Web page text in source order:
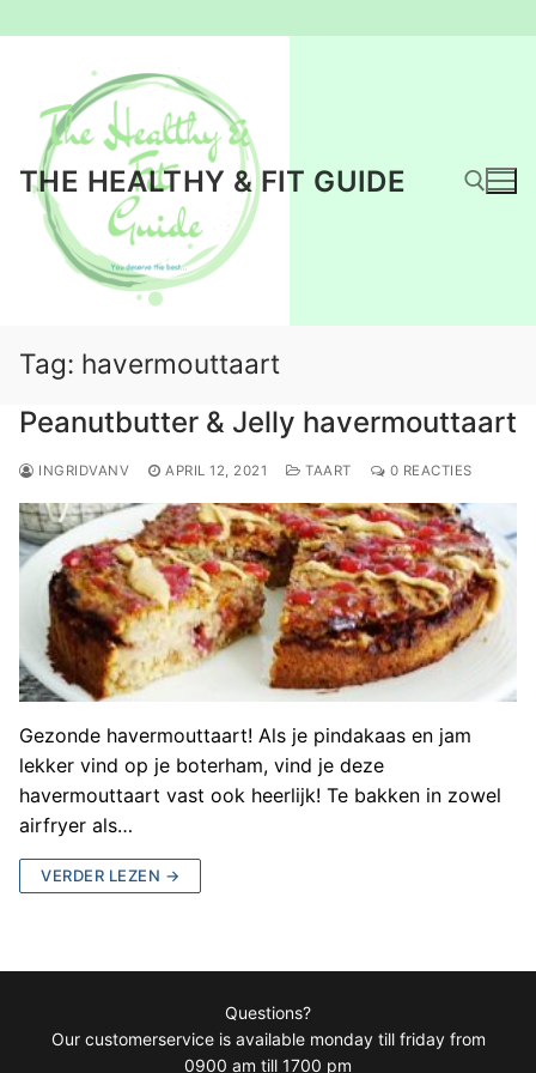
inhoud
THE HEALTHY & FIT GUIDE
Tag: havermouttaart
Peanutbutter & Jelly havermouttaart
INGRIDVANV APRIL 12, 2021 TAART 0 REACTIES
Gezonde havermouttaart! Als je pindakaas en jam
lekker vind op je boterham, vind je deze
havermouttaart vast ook heerlijk! Te bakken in zowel
airfryer als…
VERDER LEZEN →
Questions?
Our customerservice is available monday till friday from
0900 am till 1700 pm